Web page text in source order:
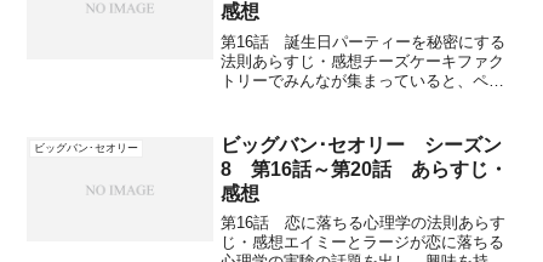
感想
第16話 誕生日パーティーを秘密にする
法則あらすじ・感想チーズケーキファク
トリーでみんなが集まっていると、ペニ
わないと答え、レナードは誕生日にいい
思い出がない。レナード...
ビッグバン･セオリー
ビッグバン･セオリー シーズン
8 第16話～第20話 あらすじ・
感想
第16話 恋に落ちる心理学の法則あらす
じ・感想エイミーとラージが恋に落ちる